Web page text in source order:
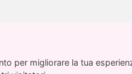
per migliorare la tua
per migliorare la tua